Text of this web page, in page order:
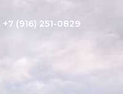
+7 (916) 251-0829